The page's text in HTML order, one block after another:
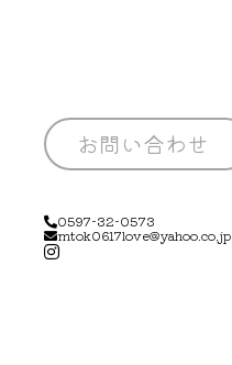
お問い合わせ
0597-32-0573
mtok0617love@yahoo.co.jp